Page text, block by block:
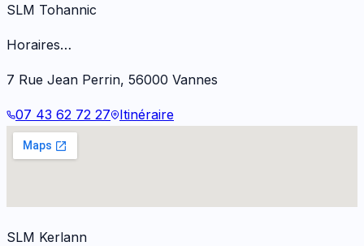
SLM Tohannic
Horaires…
7 Rue Jean Perrin, 56000 Vannes
07 43 62 72 27 Itinéraire
SLM Kerlann